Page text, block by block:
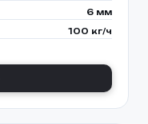
6 мм
100 кг/ч